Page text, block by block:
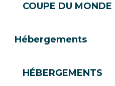
COUPE DU
Hébergements
HÉBERGEMENTS
Club Les Gets
Ecotourisme
SoleGets
Les Gets Tourisme